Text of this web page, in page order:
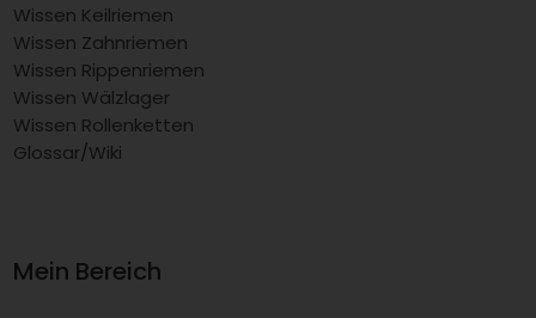
Wissen Keilriemen
Wissen Zahnriemen
Wissen Rippenriemen
Wissen Wälzlager
Wissen Rollenketten
Glossar/Wiki
Mein Bereich